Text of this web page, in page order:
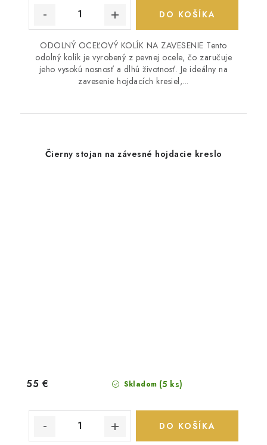
DO KOŠÍKA
ODOLNÝ OCEĽOVÝ KOLÍK NA ZAVESENIE Tento
odolný kolík je vyrobený z pevnej ocele, čo zaručuje
jeho vysokú nosnosť a dlhú životnosť. Je ideálny na
zavesenie hojdacích kresiel,...
Čierny stojan na závesné hojdacie kreslo
Skladom (5 ks)
55 €
DO KOŠÍKA